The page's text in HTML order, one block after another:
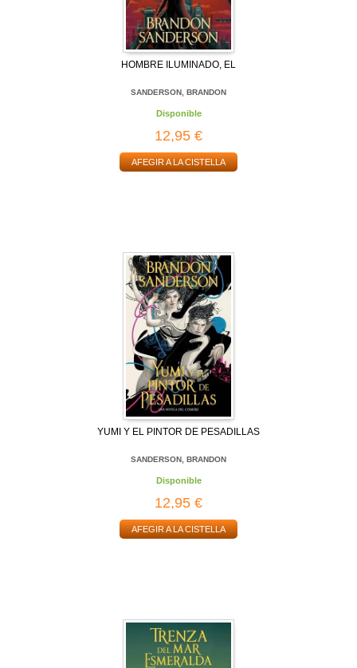
HOMBRE ILUMINADO, EL
SANDERSON, BRANDON
Disponible
12,95 €
AFEGIR A LA CISTELLA
YUMI Y EL PINTOR DE PESADILLAS
SANDERSON, BRANDON
Disponible
12,95 €
AFEGIR A LA CISTELLA